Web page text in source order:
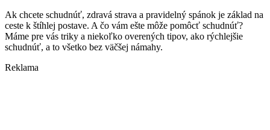
Ak chcete schudnúť, zdravá strava a pravidelný spánok je základ na
ceste k štíhlej postave. A čo vám ešte môže pomôcť schudnúť?
Máme pre vás triky a niekoľko overených tipov, ako rýchlejšie
schudnúť, a to všetko bez väčšej námahy.
Reklama